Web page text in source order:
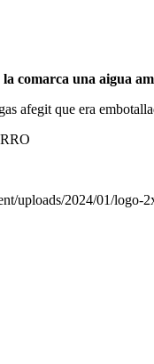
comarca una aigua
afegit que era
uploads/2024/01/logo-